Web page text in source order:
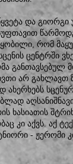
და გიორგი
რომ
ცენტრში
განთავსებულ
არ გახლავთ
ახერხებს
ხასიათის
კი აქვს.
- ჟერომი